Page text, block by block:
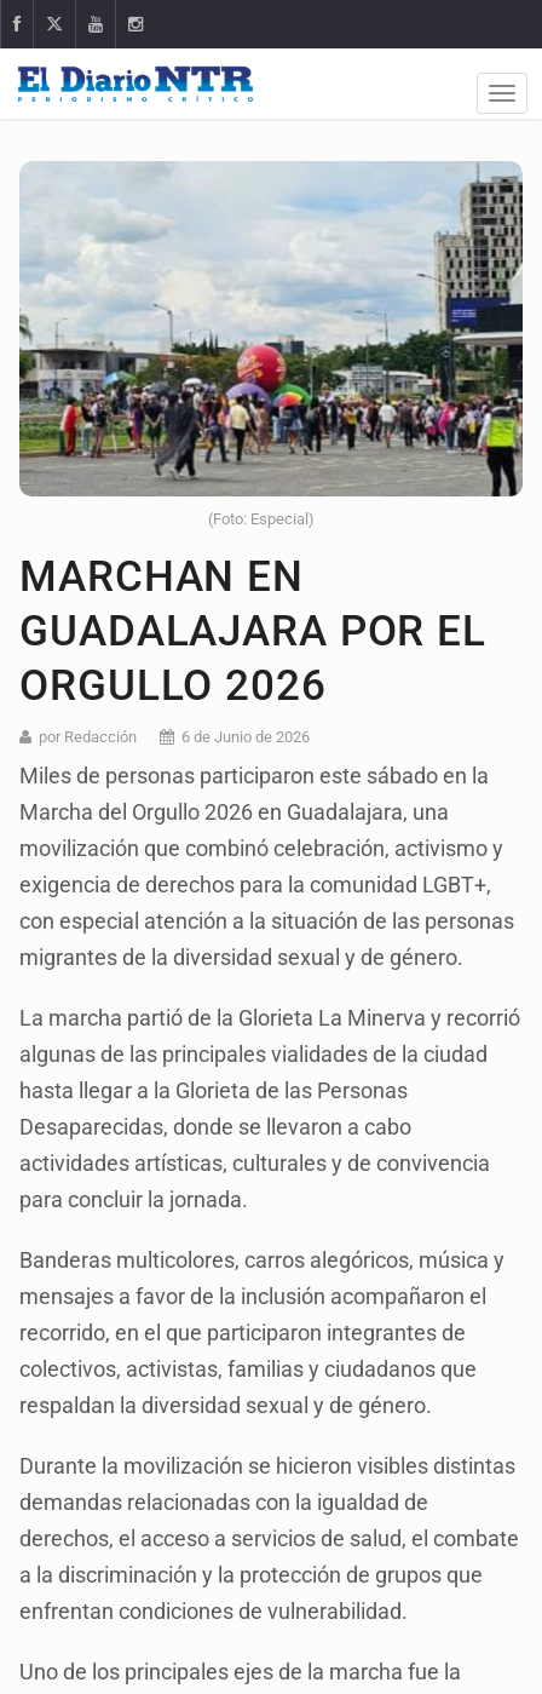
(Foto: Especial)
MARCHAN EN
GUADALAJARA POR EL
ORGULLO 2026
por Redacción 6 de Junio de 2026
Miles de personas participaron este sábado en la
Marcha del Orgullo 2026 en Guadalajara, una
movilización que combinó celebración, activismo y
exigencia de derechos para la comunidad LGBT+,
con especial atención a la situación de las personas
migrantes de la diversidad sexual y de género.
La marcha partió de la Glorieta La Minerva y recorrió
algunas de las principales vialidades de la ciudad
hasta llegar a la Glorieta de las Personas
Desaparecidas, donde se llevaron a cabo
actividades artísticas, culturales y de convivencia
para concluir la jornada.
Banderas multicolores, carros alegóricos, música y
mensajes a favor de la inclusión acompañaron el
recorrido, en el que participaron integrantes de
colectivos, activistas, familias y ciudadanos que
respaldan la diversidad sexual y de género.
Durante la movilización se hicieron visibles distintas
demandas relacionadas con la igualdad de
derechos, el acceso a servicios de salud, el combate
a la discriminación y la protección de grupos que
enfrentan condiciones de vulnerabilidad.
Uno de los principales ejes de la marcha fue la